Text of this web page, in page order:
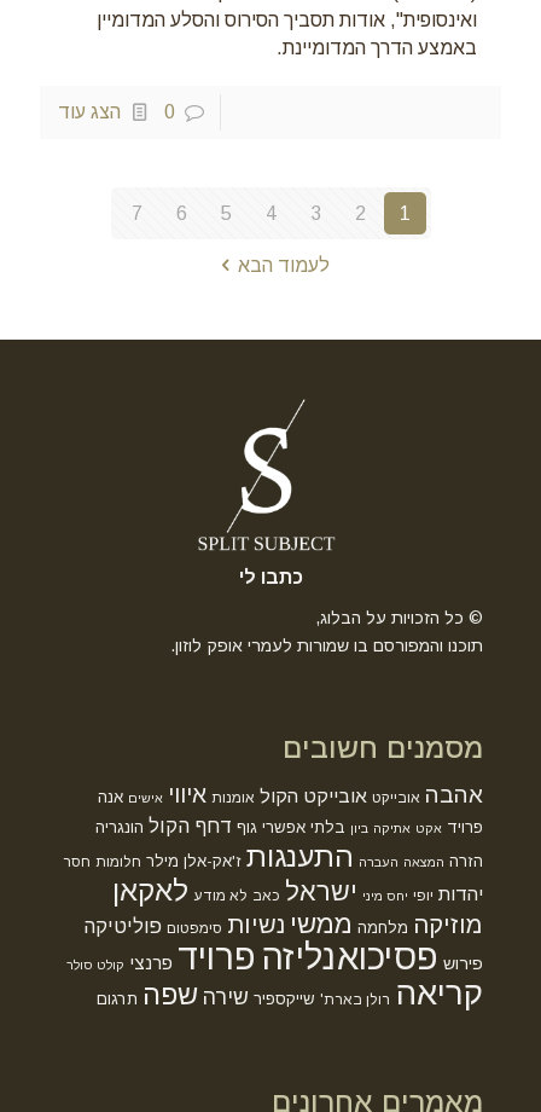
ואינסופית", אודות תסביך הסירוס והסלע המדומיין
באמצע הדרך המדומיינת.
0 הצג עוד
1
2
3
4
5
6
7
לעמוד הבא
כתבו לי
© כל הזכויות על הבלוג,
תוכנו והמפורסם בו שמורות לעמרי אופק לוזון.
מסמנים חשובים
אהבה אובייקט אובייקט הקול אומנות איווי אישים אנה
פרויד אקט אתיקה ביון בלתי אפשרי גוף דחף הקול הונגריה
הזרה המצאה העברה התענגות ז'אק-אלן מילר חלומות חסר
יהדות יופי יחס מיני ישראל כאב לא מודע לאקאן
מוזיקה מלחמה ממשי נשיות סימפטום פוליטיקה
פירוש פסיכואנליזה פרויד פרנצי קולט סולר
קריאה רולן בארת' שייקספיר שירה שפה תרגום
מאמרים אחרונים